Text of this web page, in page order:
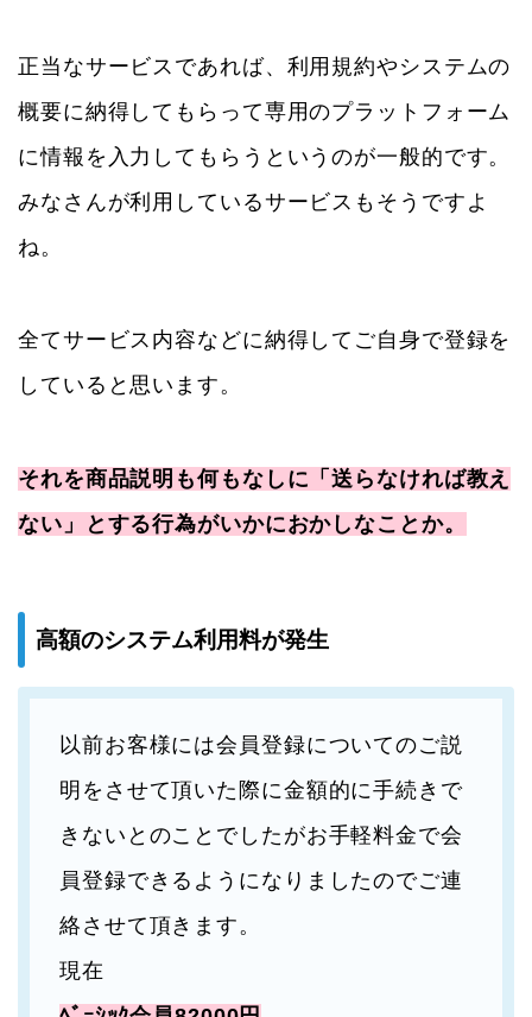
正当なサービスであれば、利用規約やシステムの
概要に納得してもらって専用のプラットフォーム
に情報を入力してもらうというのが一般的です。
みなさんが利用しているサービスもそうですよ
ね。
全てサービス内容などに納得してご自身で登録を
していると思います。
それを商品説明も何もなしに「送らなければ教え
ない」とする行為がいかにおかしなことか。
高額のシステム利用料が発生
以前お客様には会員登録についてのご説
明をさせて頂いた際に金額的に手続きで
きないとのことでしたがお手軽料金で会
員登録できるようになりましたのでご連
絡させて頂きます。
現在